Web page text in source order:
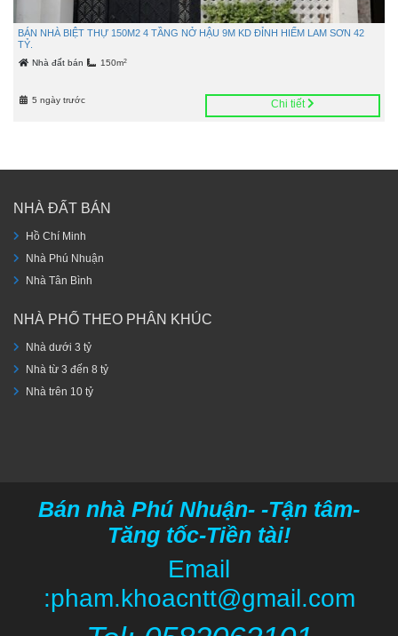
BÁN NHÀ BIỆT THỰ 150M2 4 TẦNG NỞ HẬU 9M KD ĐỈNH HIẾM LAM SƠN 42
TỶ.
Nhà đất bán 150m2
5 ngày trước Chi tiết
NHÀ ĐẤT BÁN
Hồ Chí Minh
Nhà Phú Nhuận
Nhà Tân Bình
NHÀ PHỐ THEO PHÂN KHÚC
Nhà dưới 3 tỷ
Nhà từ 3 đến 8 tỷ
Nhà trên 10 tỷ
Bán nhà Phú Nhuận- -Tận tâm-
Tăng tốc-Tiền tài!
Email
:pham.khoacntt@gmail.com